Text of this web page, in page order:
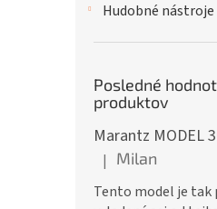
Hudobné
Posledné
produktov
Marantz MODEL
Hodnotenie
| Milan
Tento model je tak